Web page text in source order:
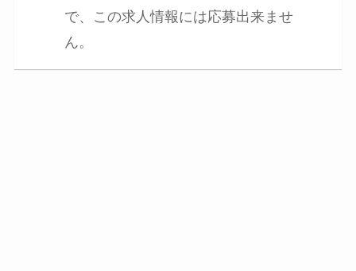
で、この求人情報には応募出来ませ
ん。